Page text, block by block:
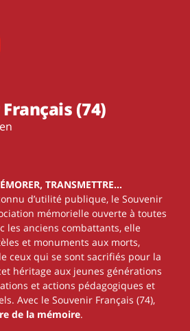
(74)
TRANSMETTRE…
d’utilité publique, le Souvenir
mémorielle ouverte à toutes
les anciens combattants, elle
et monuments aux morts,
ceux qui se sont sacrifiés pour la
héritage aux jeunes générations
et actions pédagogiques et
Avec le Souvenir Français (74),
de la mémoire.